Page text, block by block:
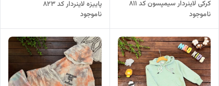
کرکی لاینردار سیمپسون کد ۸۱۱
ناموجود
پاییزه لاینردار کد ۸۲۳
ناموجود